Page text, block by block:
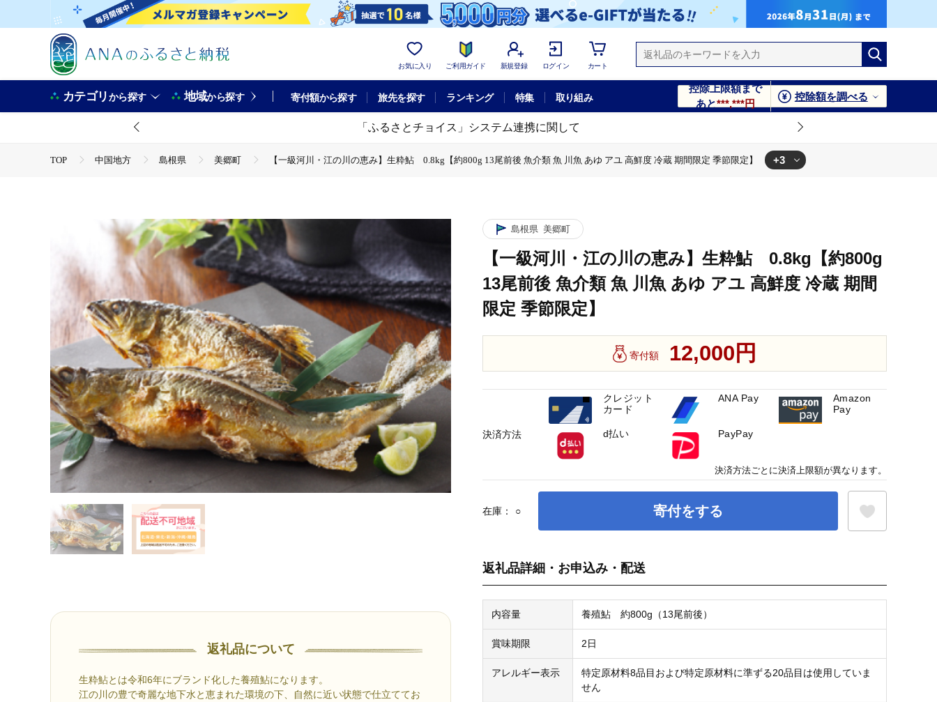
お気に入り ご利用ガイド 新規登録 ログイン カート
カテゴリから探す 地域から探す 寄付額から探す 旅先を探す ランキング 特集 取り組み
控除上限額まで
あと***,***円
控除額を調べる
「ふるさとチョイス」システム連携に関して
TOP 中国地方 島根県 美郷町 【一級河川・江の川の恵み】生粋鮎 0.8kg【約800g 13尾前後 魚介類 魚 川魚 あゆ アユ 高鮮度 冷蔵 期間限定 季節限定】 +3
返礼品について
生粋鮎とは令和6年にブランド化した養殖鮎になります。
江の川の豊で奇麗な地下水と恵まれた環境の下、自然に近い状態で仕立ててお
島根県 美郷町
【一級河川・江の川の恵み】生粋鮎 0.8kg【約800g
13尾前後 魚介類 魚 川魚 あゆ アユ 高鮮度 冷蔵 期間
限定 季節限定】
寄付額 12,000円
在庫： ○ 寄付をする
返礼品詳細・お申込み・配送
内容量 養殖鮎 約800g（13尾前後）
賞味期限 2日
アレルギー表示
特定原材料8品目および特定原材料に準ずる20品目は使用していま
せん
決済方法
クレジット
カード
ANA Pay
Amazon
Pay
d払い PayPay
決済方法ごとに決済上限額が異なります。